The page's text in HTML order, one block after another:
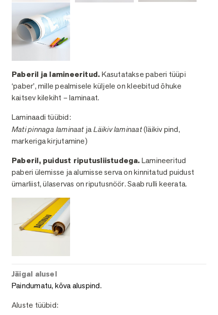
Paberil ja lamineeritud.Kasutatakse paberi tüüpi
‘paber’, mille pealmisele küljele on kleebitud õhuke
kaitsev kilekiht – laminaat.
Laminaadi tüübid:
Mati pinnaga laminaat ja Läikiv laminaat(läikiv pind,
markeriga kirjutamine)
Paberil, puidust riputusliistudega.Lamineeritud
paberi ülemisse ja alumisse serva on kinnitatud puidust
ümarliist, ülaservas on riputusnöör. Saab rulli keerata.
Jäigal alusel
Paindumatu, kõva aluspind.
Aluste tüübid: